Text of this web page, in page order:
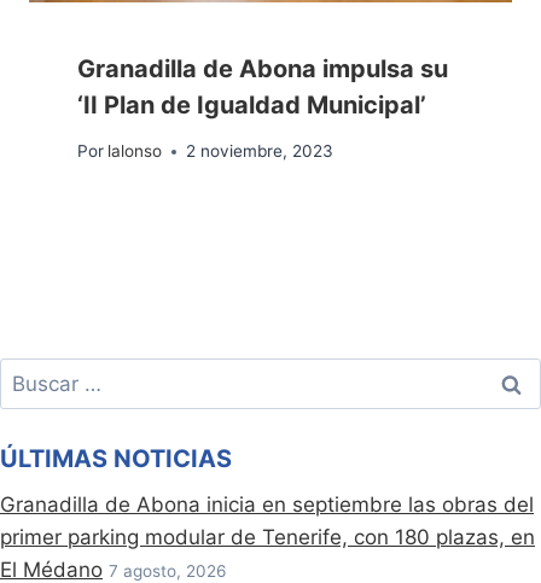
Granadilla de Abona impulsa su
‘II Plan de Igualdad Municipal’
Por lalonso 2 noviembre, 2023
Buscar:
ÚLTIMAS NOTICIAS
Granadilla de Abona inicia en septiembre las obras del
primer parking modular de Tenerife, con 180 plazas, en
El Médano 7 agosto, 2026